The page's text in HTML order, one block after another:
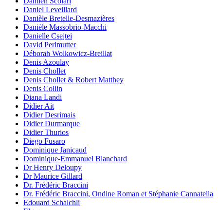
Daniel Leveillard
Danièle Bretelle-Desmazières
Danièle Massobrio-Macchi
Danielle Csejtei
David Perlmutter
Déborah Wolkowicz-Breillat
Denis Azoulay
Denis Chollet
Denis Chollet & Robert Matthey
Denis Collin
Diana Landi
Didier Ait
Didier Desrimais
Didier Durmarque
Didier Thurios
Diego Fusaro
Dominique Janicaud
Dominique-Emmanuel Blanchard
Dr Henry Deloupy
Dr Maurice Gillard
Dr. Frédéric Braccini
Dr. Frédéric Braccini, Ondine Roman et Stéphanie Cannatella
Edouard Schalchli